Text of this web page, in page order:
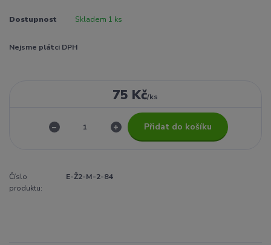
Dostupnost Skladem 1 ks
Nejsme plátci DPH
75 Kč/ks
Přidat do košíku
Číslo
produktu:
E-Ž2-M-2-84